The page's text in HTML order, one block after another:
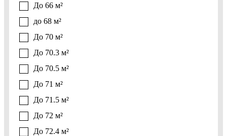
До 66 м²
до 68 м²
До 70 м²
До 70.3 м²
До 70.5 м²
До 71 м²
До 71.5 м²
До 72 м²
До 72.4 м²